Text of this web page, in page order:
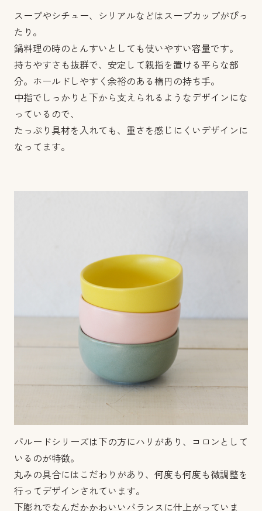
スープやシチュー、シリアルなどはスープカップがぴっ
たり。
鍋料理の時のとんすいとしても使いやすい容量です。
持ちやすさも抜群で、安定して親指を置ける平らな部
分。ホールドしやすく余裕のある楕円の持ち手。
中指でしっかりと下から支えられるようなデザインにな
っているので、
たっぷり具材を入れても、重さを感じにくいデザインに
なってます。
パルードシリーズは下の方にハリがあり、コロンとして
いるのが特徴。
丸みの具合にはこだわりがあり、何度も何度も微調整を
行ってデザインされています。
下膨れでなんだかかわいいバランスに仕上がっていま